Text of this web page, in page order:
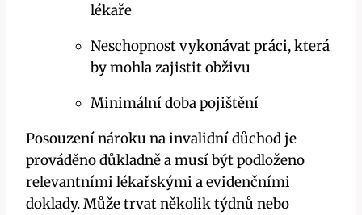
lékaře
Neschopnost vykonávat práci, která
by mohla zajistit obživu
Minimální doba pojištění
Posouzení nároku na invalidní důchod je
prováděno důkladně a musí být podloženo
relevantními lékařskými a evidenčními
doklady. Může trvat několik týdnů nebo